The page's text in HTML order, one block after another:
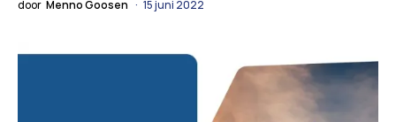
door Menno Goosen 15 juni 2022